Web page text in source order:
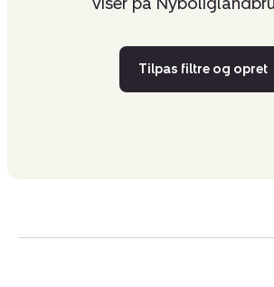
Tilpas filtre og opret